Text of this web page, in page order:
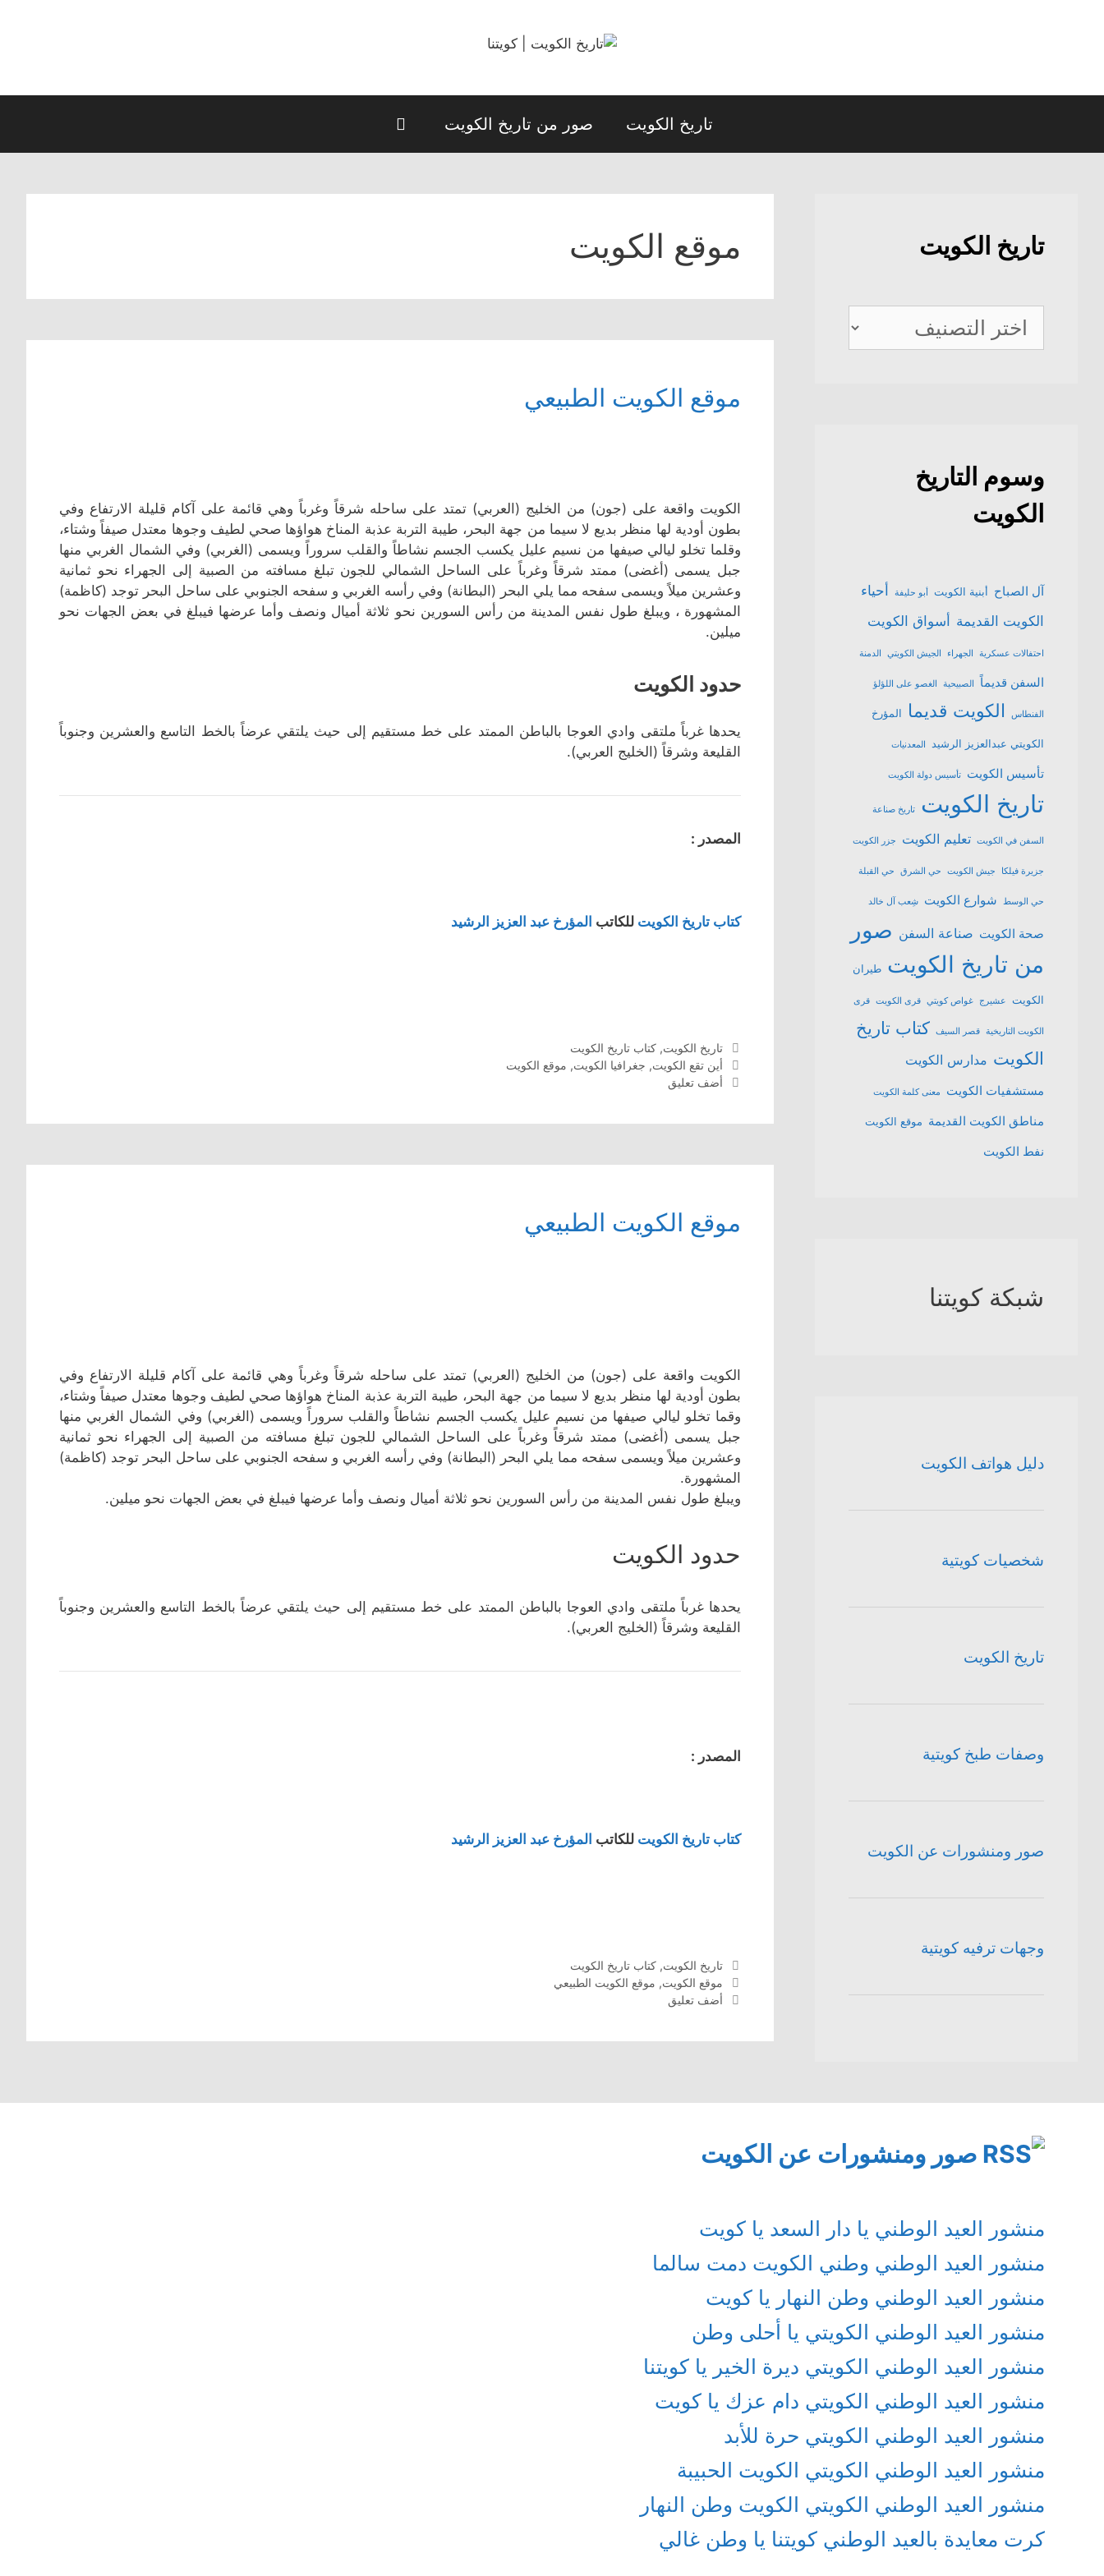
تاريخ الكويت صور من تاريخ الكويت
موقع الكويت
موقع الكويت الطبيعي
الكويت واقعة على (جون) من الخليج (العربي) تمتد على ساحله شرقاً وغرباً وهي قائمة على آكام قليلة الارتفاع وفي
بطون أودية لها منظر بديع لا سيما من جهة البحر، طيبة التربة عذبة المناخ هواؤها صحي لطيف وجوها معتدل صيفاً وشتاء،
وقلما تخلو ليالي صيفها من نسيم عليل يكسب الجسم نشاطاً والقلب سروراً ويسمى (الغربي) وفي الشمال الغربي منها
جبل يسمى (أغضى) ممتد شرقاً وغرباً على الساحل الشمالي للجون تبلغ مسافته من الصبية إلى الجهراء نحو ثمانية
وعشرين ميلاً ويسمى سفحه مما يلي البحر (البطانة) وفي رأسه الغربي و سفحه الجنوبي على ساحل البحر توجد (كاظمة)
المشهورة ، ويبلغ طول نفس المدينة من رأس السورين نحو ثلاثة أميال ونصف وأما عرضها فيبلغ في بعض الجهات نحو
ميلين.
حدود الكويت
يحدها غرباً ملتقى وادي العوجا بالباطن الممتد على خط مستقيم إلى حيث يلتقي عرضاً بالخط التاسع والعشرين وجنوباً
القليعة وشرقاً (الخليج العربي).
المصدر :
كتاب تاريخ الكويت للكاتب المؤرخ عبد العزيز الرشيد
التصنيفات
تاريخ الكويت, كتاب تاريخ الكويت
الوسوم
أين تقع الكويت, جغرافيا الكويت, موقع الكويت
أضف تعليق
موقع الكويت الطبيعي
الكويت واقعة على (جون) من الخليج (العربي) تمتد على ساحله شرقاً وغرباً وهي قائمة على آكام قليلة الارتفاع وفي
بطون أودية لها منظر بديع لا سيما من جهة البحر، طيبة التربة عذبة المناخ هواؤها صحي لطيف وجوها معتدل صيفاً وشتاء،
وقما تخلو ليالي صيفها من نسيم عليل يكسب الجسم نشاطاً والقلب سروراً ويسمى (الغربي) وفي الشمال الغربي منها
جبل يسمى (أغضى) ممتد شرقاً وغرباً على الساحل الشمالي للجون تبلغ مسافته من الصبية إلى الجهراء نحو ثمانية
وعشرين ميلاً ويسمى سفحه مما يلي البحر (البطانة) وفي رأسه الغربي و سفحه الجنوبي على ساحل البحر توجد (كاظمة)
المشهورة.
ويبلغ طول نفس المدينة من رأس السورين نحو ثلاثة أميال ونصف وأما عرضها فيبلغ في بعض الجهات نحو ميلين.
حدود الكويت
يحدها غرباً ملتقى وادي العوجا بالباطن الممتد على خط مستقيم إلى حيث يلتقي عرضاً بالخط التاسع والعشرين وجنوباً
القليعة وشرقاً (الخليج العربي).
المصدر :
كتاب تاريخ الكويت للكاتب المؤرخ عبد العزيز الرشيد
التصنيفات
تاريخ الكويت, كتاب تاريخ الكويت
الوسوم
موقع الكويت, موقع الكويت الطبيعي
أضف تعليق
تاريخ الكويت
تاريخ
الكويت
وسوم التاريخ
الكويت
آل الصباح أبنية الكويت أبو حليفة
أحياء
الكويت القديمة أسواق الكويت
احتفالات عسكرية الجهراء الجيش الكويتي الدمنة
السفن قديماً الصبيحية الغصو على اللؤلؤ
الفنطاس الكويت قديما المؤرخ
الكويتي عبدالعزيز الرشيد المعدنيات
تأسيس الكويت تأسيس دولة الكويت
تاريخ الكويت تاريخ صناعة
السفن في الكويت تعليم الكويت جزر الكويت
جزيرة فيلكا جيش الكويت حي الشرق حي القبلة
حي الوسط شوارع الكويت شِعب آل خالد
صحة الكويت صناعة السفن صور
من تاريخ الكويت طيران
الكويت عشیرج غواص كويتي قرى الكويت قرى
الكويت التاريخية قصر السيف كتاب تاريخ
الكويت مدارس الكويت
مستشفيات الكويت معنى كلمة الكويت
مناطق الكويت القديمة موقع الكويت
نفط الكويت
شبكة كويتنا
دليل هواتف الكويت
شخصيات كويتية
تاريخ الكويت
وصفات طبخ كويتية
صور ومنشورات عن الكويت
وجهات ترفيه كويتية
صور ومنشورات عن الكويت
منشور العيد الوطني يا دار السعد يا كويت
منشور العيد الوطني وطني الكويت دمت سالما
منشور العيد الوطني وطن النهار يا كويت
منشور العيد الوطني الكويتي يا أحلى وطن
منشور العيد الوطني الكويتي ديرة الخير يا كويتنا
منشور العيد الوطني الكويتي دام عزك يا كويت
منشور العيد الوطني الكويتي حرة للأبد
منشور العيد الوطني الكويتي الكويت الحبيبة
منشور العيد الوطني الكويتي الكويت وطن النهار
كرت معايدة بالعيد الوطني كويتنا يا وطن غالي